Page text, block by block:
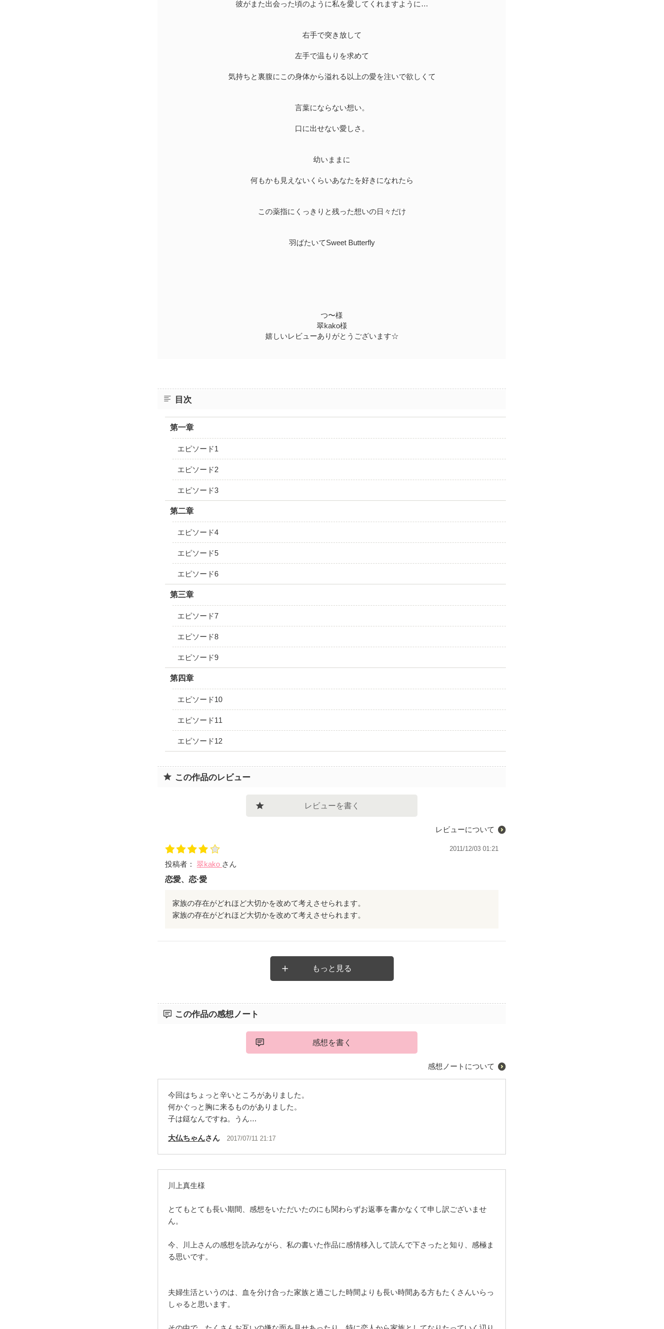
彼がまた出会った頃のように私を愛してくれますように…
右手で突き放して
左手で温もりを求めて
気持ちと裏腹にこの身体から溢れる以上の愛を注いで欲しくて
言葉にならない想い。
口に出せない愛しさ。
幼いままに
何もかも見えないくらいあなたを好きになれたら
この薬指にくっきりと残った想いの日々だけ
羽ばたいてSweet Butterfly
つ〜様
翠kako様
嬉しいレビューありがとうございます☆
目次
第一章
エピソード1
エピソード2
エピソード3
第二章
エピソード4
エピソード5
エピソード6
第三章
エピソード7
エピソード8
エピソード9
第四章
エピソード10
エピソード11
エピソード12
この作品のレビュー
レビューを書く
レビューについて
2011/12/03 01:21
投稿者：翠kako さん
恋愛、恋·愛
家族の存在がどれほど大切かを改めて考えさせられます。
家族の存在がどれほど大切かを改めて考えさせられます。
もっと見る
この作品の感想ノート
感想を書く
感想ノートについて
今回はちょっと辛いところがありました。
何かぐっと胸に来るものがありました。
子は鎹なんですね。うん…
大仏ちゃんさん 2017/07/11 21:17
川上真生様
とてもとても長い期間、感想をいただいたのにも関わらずお返事を書かなくて申し訳ございませ
ん。
今、川上さんの感想を読みながら、私の書いた作品に感情移入して読んで下さったと知り、感極ま
る思いです。
夫婦生活というのは、血を分け合った家族と過ごした時間よりも長い時間ある方もたくさんいらっ
しゃると思います。